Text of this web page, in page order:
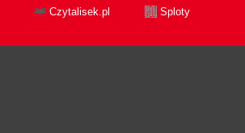
Czytalisek.pl Sploty